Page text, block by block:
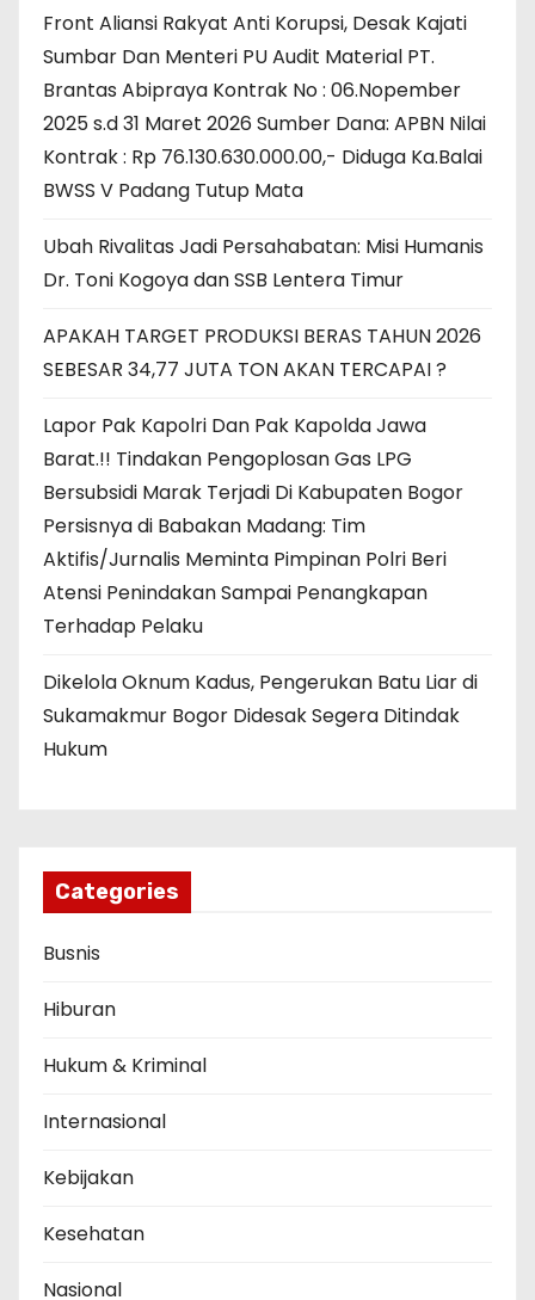
Front Aliansi Rakyat Anti Korupsi, Desak Kajati
Sumbar Dan Menteri PU Audit Material PT.
Brantas Abipraya Kontrak No : 06.Nopember
2025 s.d 31 Maret 2026 Sumber Dana: APBN Nilai
Kontrak : Rp 76.130.630.000.00,- Diduga Ka.Balai
BWSS V Padang Tutup Mata
Ubah Rivalitas Jadi Persahabatan: Misi Humanis
Dr. Toni Kogoya dan SSB Lentera Timur
APAKAH TARGET PRODUKSI BERAS TAHUN 2026
SEBESAR 34,77 JUTA TON AKAN TERCAPAI ?
Lapor Pak Kapolri Dan Pak Kapolda Jawa
Barat.!! Tindakan Pengoplosan Gas LPG
Bersubsidi Marak Terjadi Di Kabupaten Bogor
Persisnya di Babakan Madang: Tim
Aktifis/Jurnalis Meminta Pimpinan Polri Beri
Atensi Penindakan Sampai Penangkapan
Terhadap Pelaku
Dikelola Oknum Kadus, Pengerukan Batu Liar di
Sukamakmur Bogor Didesak Segera Ditindak
Hukum
Categories
Busnis
Hiburan
Hukum & Kriminal
Internasional
Kebijakan
Kesehatan
Nasional